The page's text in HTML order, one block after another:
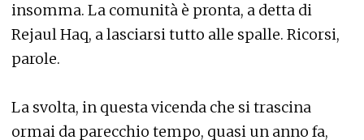
insomma. La comunità è pronta, a detta di
Rejaul Haq, a lasciarsi tutto alle spalle. Ricorsi,
parole.
La svolta, in questa vicenda che si trascina
ormai da parecchio tempo, quasi un anno fa,